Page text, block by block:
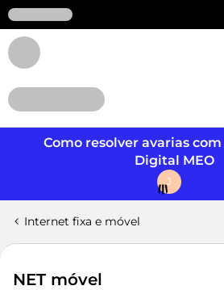
Como resolver avarias
Digital MEO
J
Internet fixa e móvel
NET móvel